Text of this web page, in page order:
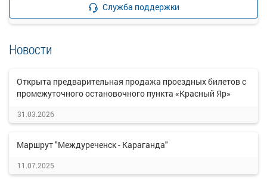
Служба поддержки
Новости
Открыта предварительная продажа проездных билетов с
промежуточного остановочного пункта «Красный Яр»
31.03.2026
Маршрут "Междуреченск - Караганда"
11.07.2025